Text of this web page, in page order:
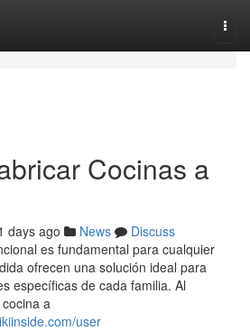
Cocinas a
days ago News
Discuss
es fundamental para cualquier
ofrecen una solución ideal para
específicas de cada familia. Al
a
user